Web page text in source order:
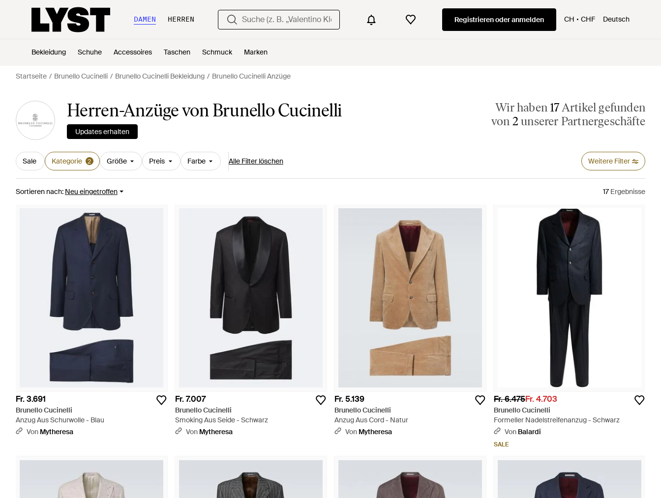
DAMEN HERREN Registrieren oder anmelden CH CHF Deutsch
Bekleidung Schuhe Accessoires Taschen Schmuck Marken
Startseite Brunello Cucinelli Brunello Cucinelli Bekleidung Brunello Cucinelli Anzüge
Herren-Anzüge von Brunello Cucinelli
Updates erhalten
Wir haben 17Artikel gefunden
von 2 unserer Partnergeschäfte
Sale Kategorie 2 Größe Preis Farbe Alle Filter löschen Weitere Filter
Sortieren nach: Neu eingetroffen 17Ergebnisse
Fr. 3.691
Brunello Cucinelli
Anzug Aus Schurwolle - Blau
Von Mytheresa
Fr. 7.007
Brunello Cucinelli
Smoking Aus Seide - Schwarz
Von Mytheresa
Fr. 5.139
Brunello Cucinelli
Anzug Aus Cord - Natur
Von Mytheresa
Fr. 6.475Fr. 4.703
Brunello Cucinelli
Formeller Nadelstreifenanzug - Schwarz
Von Balardi
SALE